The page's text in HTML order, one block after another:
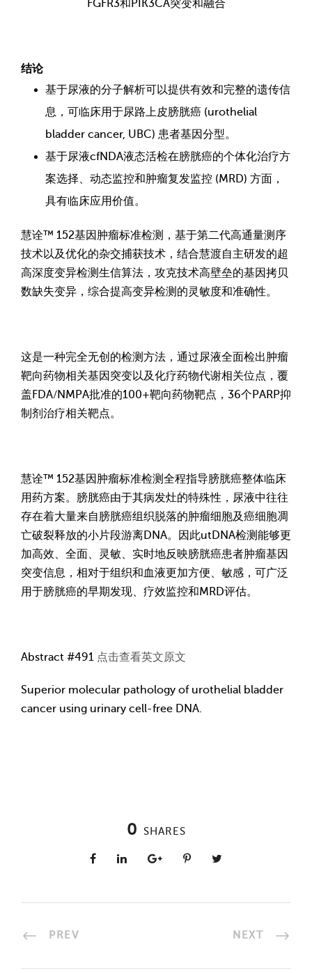
FGFR3和PIK3CA突变和融合
结论
基于尿液的分子解析可以提供有效和完整的遗传信
息，可临床用于尿路上皮膀胱癌 (urothelial
bladder cancer, UBC) 患者基因分型。
基于尿液cfNDA液态活检在膀胱癌的个体化治疗方
案选择、动态监控和肿瘤复发监控 (MRD) 方面，
具有临床应用价值。
慧诠™ 152基因肿瘤标准检测，基于第二代高通量测序
技术以及优化的杂交捕获技术，结合慧渡自主研发的超
高深度变异检测生信算法，攻克技术高壁垒的基因拷贝
数缺失变异，综合提高变异检测的灵敏度和准确性。
这是一种完全无创的检测方法，通过尿液全面检出肿瘤
靶向药物相关基因突变以及化疗药物代谢相关位点，覆
盖FDA/NMPA批准的100+靶向药物靶点，36个PARP抑
制剂治疗相关靶点。
慧诠™ 152基因肿瘤标准检测全程指导膀胱癌整体临床
用药方案。膀胱癌由于其病发灶的特殊性，尿液中往往
存在着大量来自膀胱癌组织脱落的肿瘤细胞及癌细胞凋
亡破裂释放的小片段游离DNA。因此utDNA检测能够更
加高效、全面、灵敏、实时地反映膀胱癌患者肿瘤基因
突变信息，相对于组织和血液更加方便、敏感，可广泛
用于膀胱癌的早期发现、疗效监控和MRD评估。
Abstract #491 点击查看英文原文
Superior molecular pathology of urothelial bladder
cancer using urinary cell-free DNA.
0 SHARES
PREV NEXT